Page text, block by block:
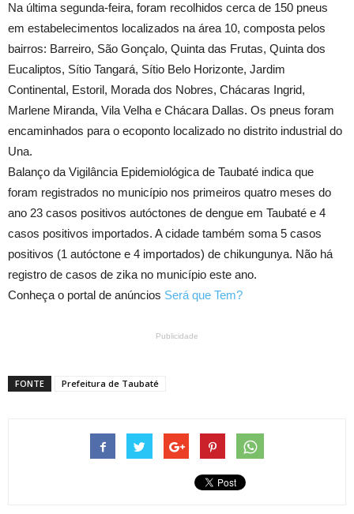
Na última segunda-feira, foram recolhidos cerca de 150 pneus
em estabelecimentos localizados na área 10, composta pelos
bairros: Barreiro, São Gonçalo, Quinta das Frutas, Quinta dos
Eucaliptos, Sítio Tangará, Sítio Belo Horizonte, Jardim
Continental, Estoril, Morada dos Nobres, Chácaras Ingrid,
Marlene Miranda, Vila Velha e Chácara Dallas. Os pneus foram
encaminhados para o ecoponto localizado no distrito industrial do
Una.
Balanço da Vigilância Epidemiológica de Taubaté indica que
foram registrados no município nos primeiros quatro meses do
ano 23 casos positivos autóctones de dengue em Taubaté e 4
casos positivos importados. A cidade também soma 5 casos
positivos (1 autóctone e 4 importados) de chikungunya. Não há
registro de casos de zika no município este ano.
Conheça o portal de anúncios Será que Tem?
Publicidade
FONTE Prefeitura de Taubaté